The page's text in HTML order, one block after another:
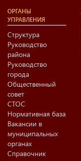
ОРГАНЫ
УПРАВЛЕНИЯ
Структура
Руководство
района
Руководство
города
Общественный
совет
СТОС
Нормативная база
Вакансии в
муниципальных
органах
Справочник